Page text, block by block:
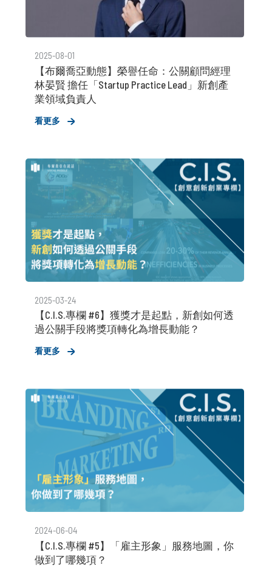
2025-08-01
【布爾喬亞動態】榮譽任命：公關顧問經理
林晏賢 擔任「Startup Practice Lead」新創產
業領域負責人
看更多
2025-03-24
【C.I.S.專欄 #6】獲獎才是起點，新創如何透
過公關手段將獎項轉化為增長動能？
看更多
2024-06-04
【C.I.S.專欄 #5】「雇主形象」服務地圖，你
做到了哪幾項？